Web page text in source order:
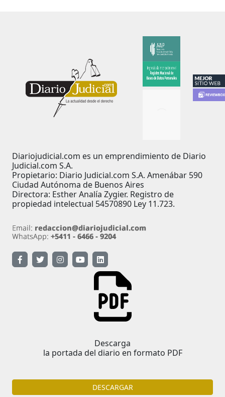
Diariojudicial.com es un emprendimiento de Diario
Judicial.com S.A.
Propietario: Diario Judicial.com S.A. Amenábar 590
Ciudad Autónoma de Buenos Aires
Directora: Esther Analía Zygier. Registro de
propiedad intelectual 54570890 Ley 11.723.
Descarga
la portada del diario en formato PDF
DESCARGAR